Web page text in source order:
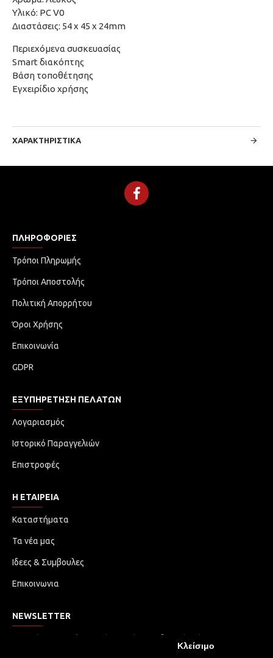
Κλείσιμο
Υλικό: PC V0
Διαστάσεις: 54 x 45 x 24mm
Περιεχόμενα συσκευασίας
Smart διακόπτης
Βάση τοποθέτησης
Εγχειρίδιο χρήσης
ΧΑΡΑΚΤΗΡΙΣΤΙΚΆ
ΠΛΗΡΟΦΟΡΊΕΣ
Τρόποι Πληρωμής
Τρόποι Αποστολής
Πολιτική Απορρήτου
Όροι Χρήσης
Επικοινωνία
GDPR
ΕΞΥΠΗΡΈΤΗΣΗ ΠΕΛΑΤΏΝ
Λογαριασμός
Ιστορικό Παραγγελιών
Επιστροφές
Η ΕΤΑΙΡΕΙΑ
Καταστήματα
Τα νέα μας
Ιδεες & Συμβουλες
Επικοινωνια
NEWSLETTER